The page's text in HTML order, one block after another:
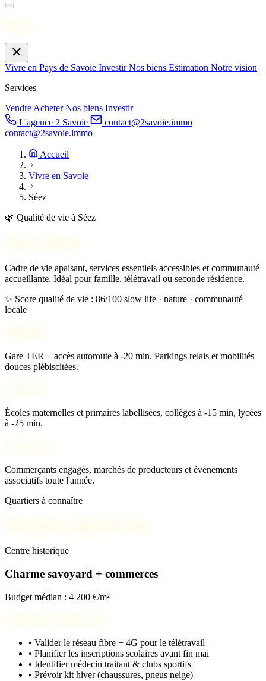
Vivre en Pays de Savoie InvestirNos biens Estimation Notre vision
Services
VendreAcheterNos biens Investir
L'agence 2 Savoie
contact@2savoie.immo
contact@2savoie.immo
Accueil
Vivre en Savoie
Séez
🌿 Qualité de vie à Séez
Cadre de vie apaisant, services essentiels accessibles et communauté
accueillante. Idéal pour famille, télétravail ou seconde résidence.
✨ Score qualité de vie : 86/100 slow life · nature · communauté
locale
Gare TER + accès autoroute à -20 min. Parkings relais et mobilités
douces plébiscitées.
Écoles maternelles et primaires labellisées, collèges à -15 min, lycées
à -25 min.
Commerçants engagés, marchés de producteurs et événements
associatifs toute l'année.
Quartiers à connaître
Centre historique
Charme savoyard + commerces
Budget médian : 4 200 €/m²
• Valider le réseau fibre + 4G pour le télétravail
• Planifier les inscriptions scolaires avant fin mai
• Identifier médecin traitant & clubs sportifs
• Prévoir kit hiver (chaussures, pneus neige)